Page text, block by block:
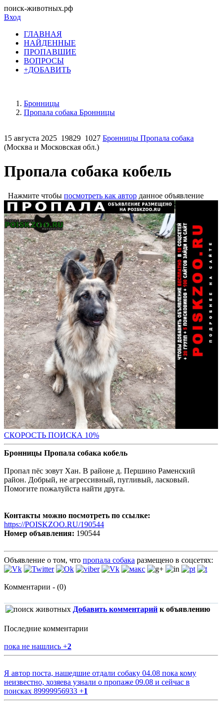
поиск-животных.рф
Вход
ГЛАВНАЯ
НАЙДЕННЫЕ
ПРОПАВШИЕ
ВОПРОСЫ
+ДОБАВИТЬ
Бронницы
Пропала собака Бронницы
15 августа 2025 19829 1027 Бронницы Пропала собака
(Москва и Московская обл.)
Пропала собака кобель
Нажмите чтобы посмотреть как автор данное объявление
СКОРОСТЬ ПОИСКА 10%
Бронницы Пропала собака кобель
Пропал пёс зовут Хан. В районе д. Першино Раменский
район. Добрый, не агрессивный, пугливый, ласковый.
Помогите пожалуйста найти друга.
Контакты можно посмотреть по ссылке:
https://POISKZOO.RU/190544
Номер объявления: 190544
Объявление о том, что пропала собака размещено в соцсетях:
Комментарии - (0)
Добавить комментарий к объявлению
Последние комментарии
пока не нашлись +2
Я автор поста, нашедшие отдали собаку 04.08 пока кому
неизвестно, хозяева узнали о пропаже 09.08 и сейчас в
поисках 89999956933 +1